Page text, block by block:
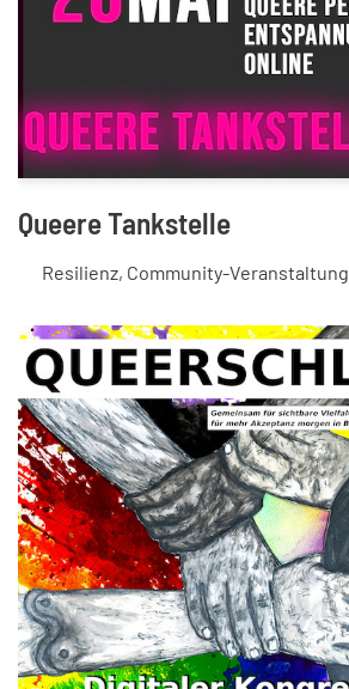
Queere Tankstelle
Resilienz, Community-Veranstaltung